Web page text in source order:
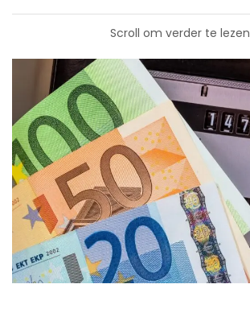
Scroll om verder te lezen